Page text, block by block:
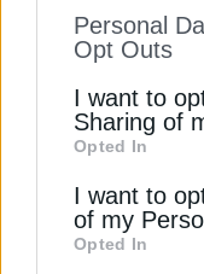
to your opt-
information by
of
information
third parties
Downstream
Personal
Opt Outs
I want to
Sharing of
Opted In
I want to
of my
Opted In
ηλεκτρικές
FARIA: Στην
αρχές του 2025
ΕΝΕΡΓΕΙΑΚΕΣ